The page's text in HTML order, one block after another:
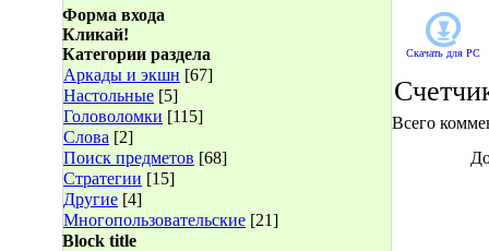
Форма входа
Кликай!
Категории раздела
Аркады и экшн [67]
Настольные [5]
Головоломки [115]
Слова [2]
Поиск предметов [68]
Стратегии [15]
Другие [4]
Многопользовательские [21]
Block title
Скачать для PC
Всего